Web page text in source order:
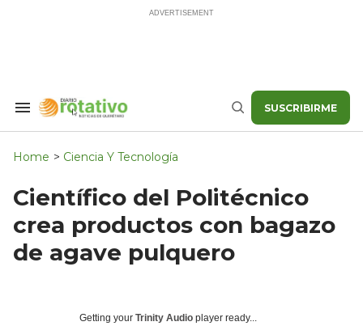
Search
Navigation
Buscar SUSCRIBIRME
Home > Ciencia Y Tecnología
Científico del Politécnico
crea productos con bagazo
de agave pulquero
Getting your Trinity Audio player ready...